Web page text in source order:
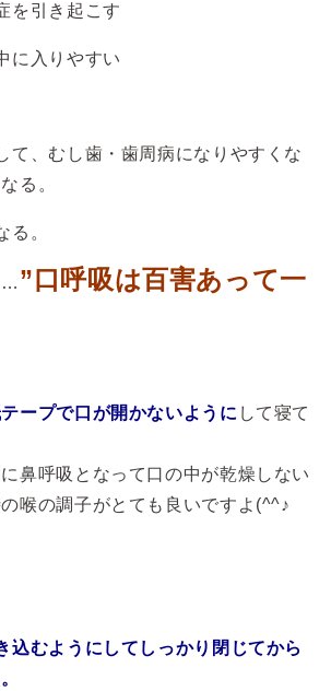
を引き起こす
に入りやすい
て、むし歯・歯周病になりやすくな
る。
る。
… ”口呼吸は百害あって一
ープで口が開かないように して寝て
鼻呼吸となって口の中が乾燥しない
喉の調子がとても良いですよ(^^♪
込むようにしてしっかり閉じてから